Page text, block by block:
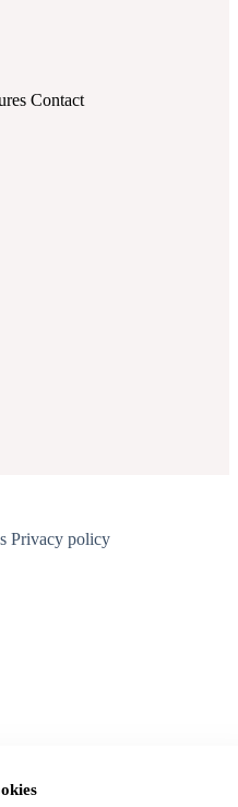
Contact
Privacy policy